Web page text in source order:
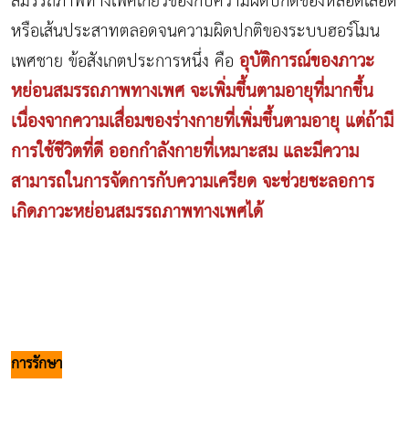
หรือเส้นประสาทตลอดจนความผิดปกติของระบบฮอร์โมน
เพศชาย ข้อสังเกตประการหนึ่ง คือ อุบัติการณ์ของภาวะ
หย่อนสมรรถภาพทางเพศ จะเพิ่มขึ้นตามอายุที่มากขึ้น
เนื่องจากความเสื่อมของร่างกายที่เพิ่มขึ้นตามอายุ แต่ถ้ามี
การใช้ชีวิตที่ดี ออกกำลังกายที่เหมาะสม และมีความ
สามารถในการจัดการกับความเครียด จะช่วยชะลอการ
เกิดภาวะหย่อนสมรรถภาพทางเพศได้
การรักษา